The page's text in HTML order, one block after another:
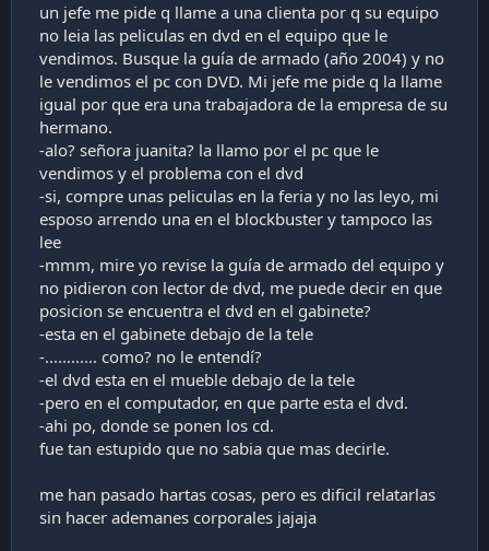
un jefe me pide q llame a una clienta por q su equipo
no leia las peliculas en dvd en el equipo que le
vendimos. Busque la guía de armado (año 2004) y no
le vendimos el pc con DVD. Mi jefe me pide q la llame
igual por que era una trabajadora de la empresa de su
hermano.
-alo? señora juanita? la llamo por el pc que le
vendimos y el problema con el dvd
-si, compre unas peliculas en la feria y no las leyo, mi
esposo arrendo una en el blockbuster y tampoco las
lee
-mmm, mire yo revise la guía de armado del equipo y
no pidieron con lector de dvd, me puede decir en que
posicion se encuentra el dvd en el gabinete?
-esta en el gabinete debajo de la tele
-............ como? no le entendí?
-el dvd esta en el mueble debajo de la tele
-pero en el computador, en que parte esta el dvd.
-ahi po, donde se ponen los cd.
fue tan estupido que no sabia que mas decirle.
me han pasado hartas cosas, pero es dificil relatarlas
sin hacer ademanes corporales jajaja